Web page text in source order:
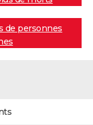
de personnes